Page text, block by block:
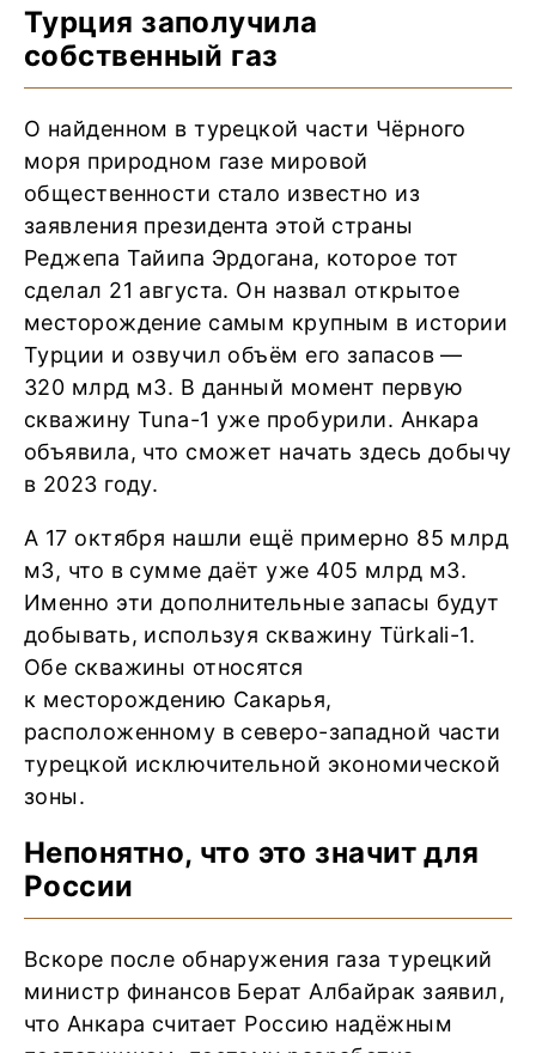
Турция заполучила
собственный газ
О найденном в турецкой части Чёрного
моря природном газе мировой
общественности стало известно из
заявления президента этой страны
Реджепа Тайипа Эрдогана, которое тот
сделал 21 августа. Он назвал открытое
месторождение самым крупным в истории
Турции и озвучил объём его запасов —
320 млрд м3. В данный момент первую
скважину Tuna-1 уже пробурили. Анкара
объявила, что сможет начать здесь добычу
в 2023 году.
А 17 октября нашли ещё примерно 85 млрд
м3, что в сумме даёт уже 405 млрд м3.
Именно эти дополнительные запасы будут
добывать, используя скважину Türkali-1.
Обе скважины относятся
к месторождению Сакарья,
расположенному в северо-западной части
турецкой исключительной экономической
зоны.
Непонятно, что это значит для
России
Вскоре после обнаружения газа турецкий
министр финансов Берат Албайрак заявил,
что Анкара считает Россию надёжным